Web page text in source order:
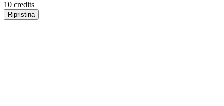
10 credits
Ripristina